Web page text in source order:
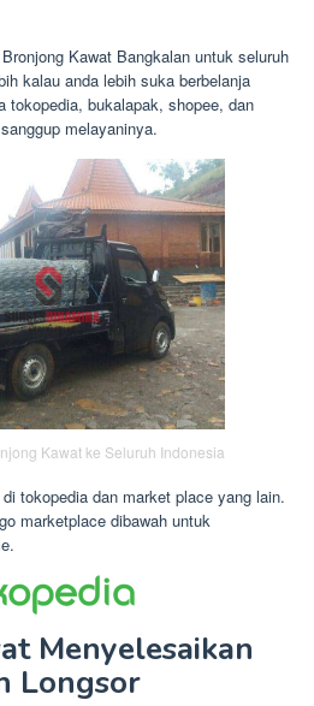
Kawat Bangkalan untuk seluruh
kalau anda lebih suka berbelanja
tokopedia, bukalapak, shopee, dan
melayaninya.
Kawat ke Seluruh Indonesia
tokopedia dan market place yang lain.
marketplace dibawah untuk
Menyelesaikan
Longsor